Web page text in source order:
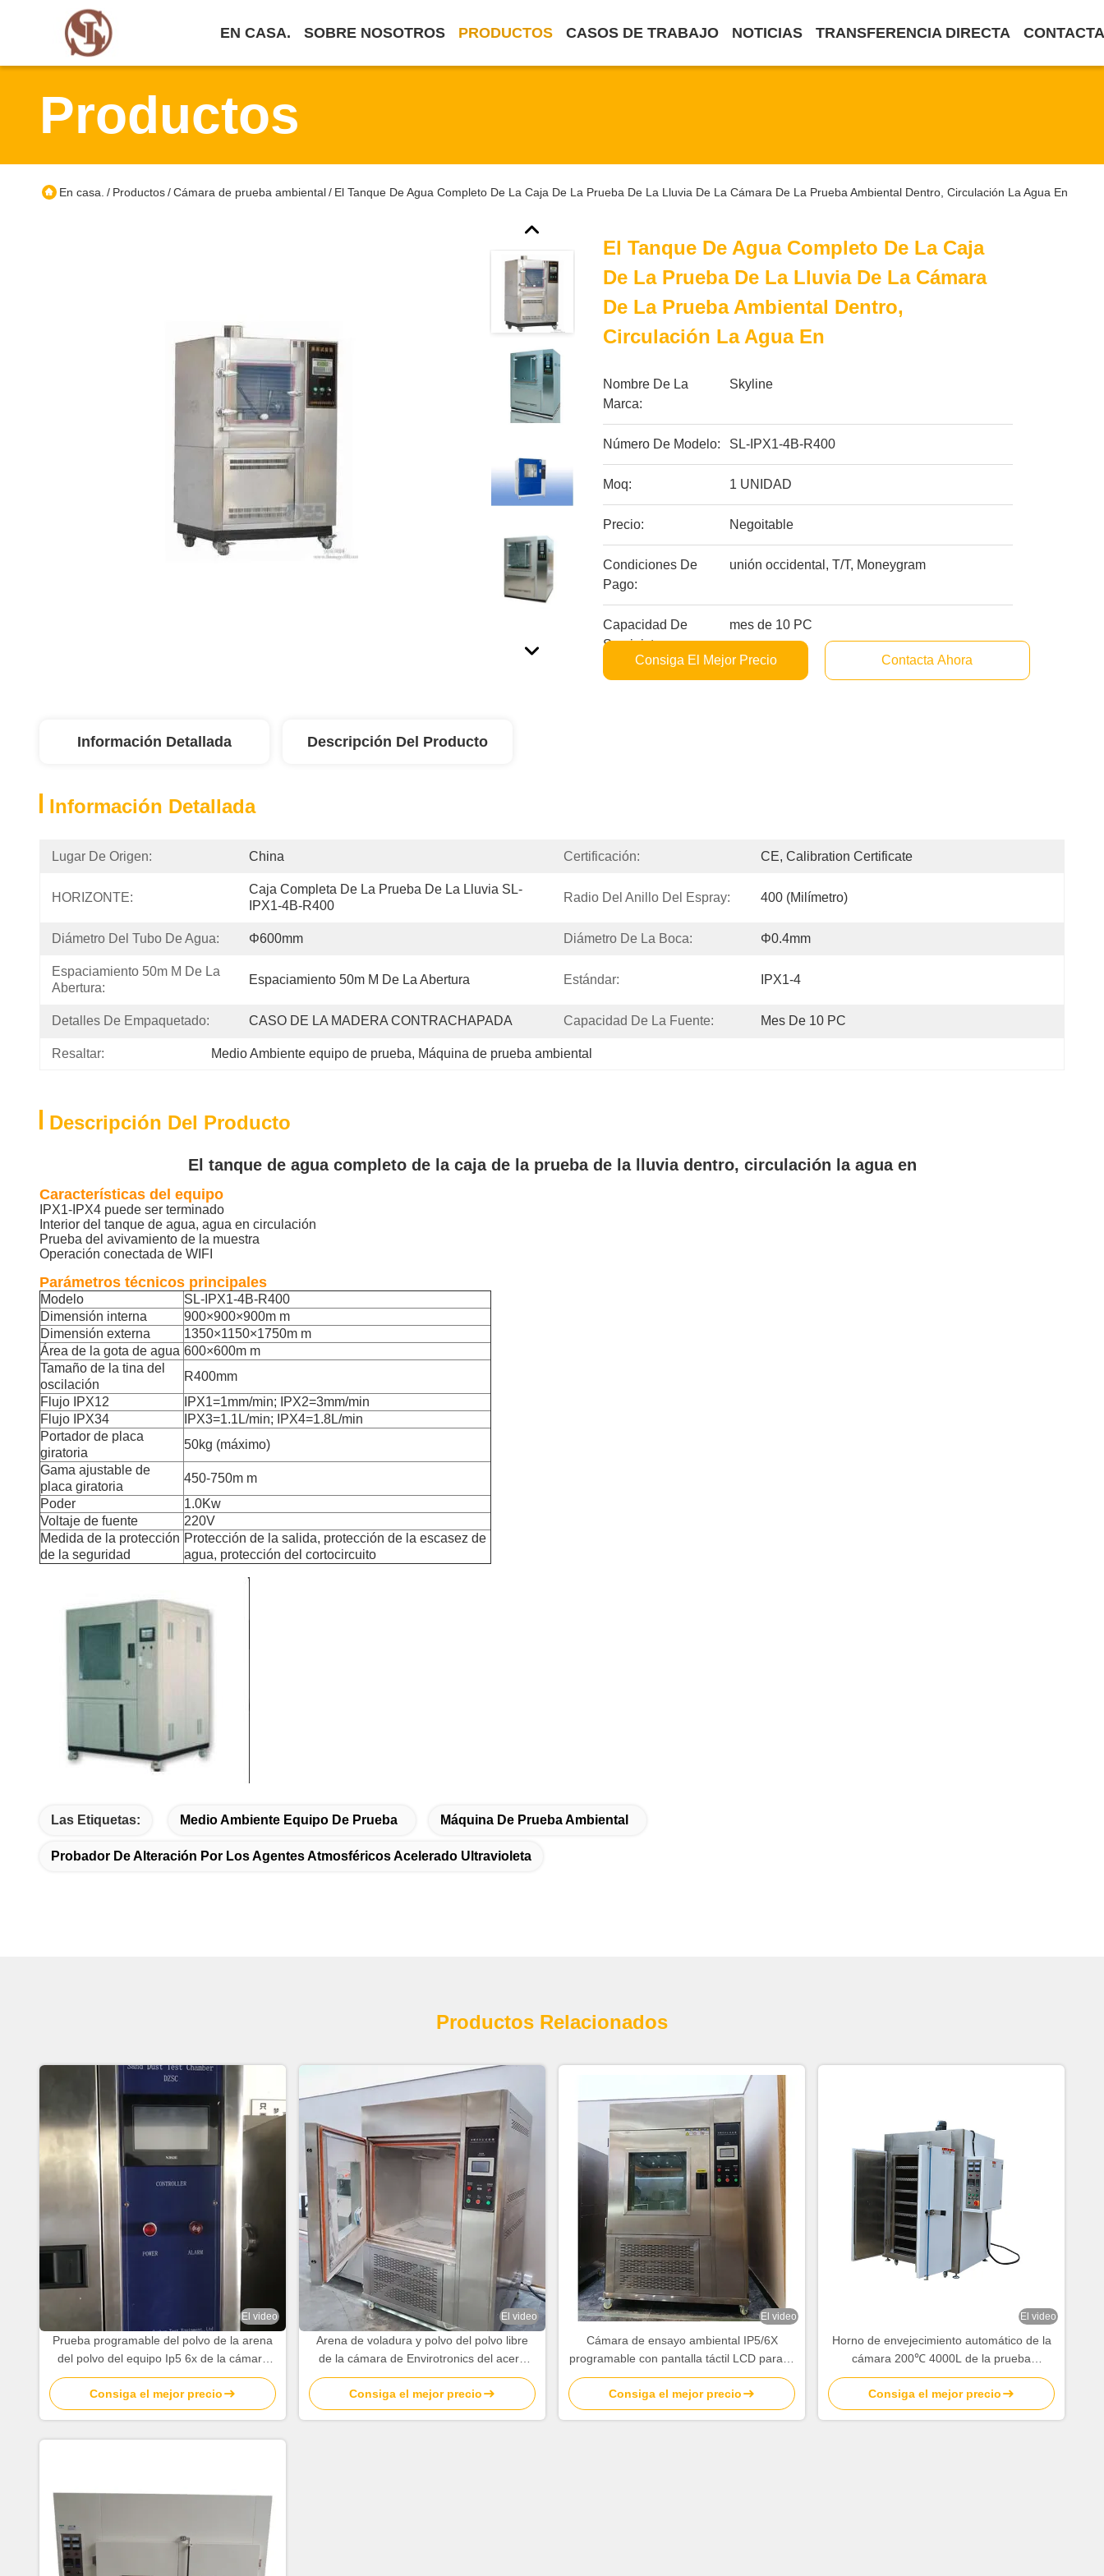
EN CASA. SOBRE NOSOTROS PRODUCTOS CASOS DE TRABAJO NOTICIAS TRANSFERENCIA DIRECTA
Productos
En casa. / Productos/Cámara de prueba ambiental/ El Tanque De Agua Completo De La Caja De La Prueba De La Lluvia De La Cámara De La Prueba Ambiental Dentro, Circulación La Agua En
El Tanque De Agua Completo De La Caja
De La Prueba De La Lluvia De La Cámara
De La Prueba Ambiental Dentro,
Circulación La Agua En
Nombre De La
Marca:
Skyline
Número De Modelo: SL-IPX1-4B-R400
Moq: 1 UNIDAD
Precio: Negoitable
Condiciones De
Pago:
unión occidental, T/T, Moneygram
Capacidad De
Suministro:
mes de 10 PC
Consiga El Mejor Precio Contacta Ahora
Información Detallada Descripción Del Producto
Información Detallada
Lugar De Origen: China Certificación: CE, Calibration Certificate
HORIZONTE:
Caja Completa De La Prueba De La Lluvia SL-
IPX1-4B-R400
Radio Del Anillo Del Espray: 400 (milímetro)
Diámetro Del Tubo De Agua: Φ600mm Diámetro De La Boca: Φ0.4mm
Espaciamiento 50m M De La
Abertura:
Espaciamiento 50m M De La Abertura Estándar: IPX1-4
Detalles De Empaquetado: CASO DE LA MADERA CONTRACHAPADA Capacidad De La Fuente: Mes De 10 PC
Resaltar: Medio Ambiente equipo de prueba, Máquina de prueba ambiental
Descripción Del Producto
El tanque de agua completo de la caja de la prueba de la lluvia dentro, circulación la agua en
Características del equipo
IPX1-IPX4 puede ser terminado
Interior del tanque de agua, agua en circulación
Prueba del avivamiento de la muestra
Operación conectada de WIFI
Parámetros técnicos principales
Modelo
SL-IPX1-4B-R400
Dimensión interna
900×900×900m m
Dimensión externa
1350×1150×1750m m
Área de la gota de agua 600×600m m
Tamaño de la tina del
oscilación
R400mm
Flujo IPX12
IPX1=1mm/min; IPX2=3mm/min
Flujo IPX34
IPX3=1.1L/min; IPX4=1.8L/min
Portador de placa
giratoria
50kg (máximo)
Gama ajustable de
placa giratoria
450-750m m
Poder
1.0Kw
Voltaje de fuente
220V
Medida de la protección
de la seguridad
Protección de la salida, protección de la escasez de
agua, protección del cortocircuito
Las Etiquetas: Medio Ambiente Equipo De Prueba Máquina De Prueba Ambiental
Probador De Alteración Por Los Agentes Atmosféricos Acelerado Ultravioleta
Productos Relacionados
El video
Prueba programable del polvo de la arena
del polvo del equipo Ip5 6x de la cámara
de la prueba ambiental
Consiga el mejor precio
El video
Arena de voladura y polvo del polvo libre
de la cámara de Envirotronics del acero
inoxidable del IEC 60529
Consiga el mejor precio
El video
Cámara de ensayo ambiental IP5/6X
programable con pantalla táctil LCD para la
protección contra fugas y ensayo de talco
en polvo seco
Consiga el mejor precio
El video
Horno de envejecimiento automático de la
cámara 200℃ 4000L de la prueba
ambiental de la temperatura
Consiga el mejor precio